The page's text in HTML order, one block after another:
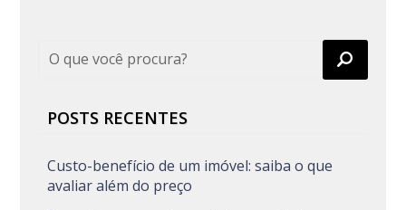
POSTS RECENTES
Custo-benefício de um imóvel: saiba o que
avaliar além do preço